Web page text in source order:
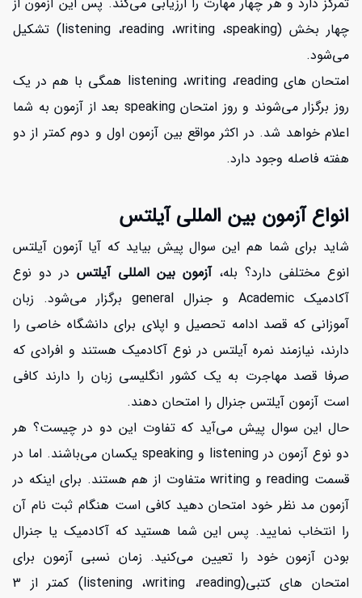
چهار بخش (listening ،reading ،writing ،speaking) تشکیل
می‌شود.
امتحان های listening ،writing ،reading همگی با هم در یک
روز برگزار می‌شوند و روز امتحان speaking بعد از آزمون به شما
اعلام خواهد شد. در اکثر مواقع بین آزمون اول و دوم کمتر از دو
هفته فاصله وجود دارد.
انواع آزمون بین المللی آیلتس
شاید برای شما هم این سوال پیش بیاید که آیا آزمون آیلتس
انوع مختلفی دارد؟ بله،آزمون بین المللی آیلتس در دو نوع
آکادمیک Academic و جنرال general برگزار می‌شود. زبان
آموزانی که قصد ادامه تحصیل و اپلای برای دانشگاه خاصی را
دارند، نیازمند نمره آیلتس در نوع آکادمیک هستند و افرادی که
صرفا قصد مهاجرت به یک کشور انگلیسی زبان را دارند کافی
است آزمون آیلتس جنرال را امتحان دهند.
حال این سوال پیش می‌آید که تفاوت این دو در چیست؟ هر
دو نوع آزمون در listening و speaking یکسان می‌باشند. اما در
قسمت reading و writing متفاوت از هم هستند. برای اینکه در
آزمون مد نظر خود امتحان دهید کافی است هنگام ثبت نام آن
را انتخاب نمایید. پس این شما هستید که آکادمیک یا جنرال
بودن آزمون خود را تعیین می‌کنید. زمان نسبی آزمون برای
امتحان های کتبی(listening ،writing ،reading) کمتر از 3